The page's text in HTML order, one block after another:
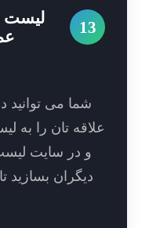
لیست شخصی
عمومی
شما می توانید در اپ و
تان را به لیست
و در سایت لیست
دیگران بسازید تا در